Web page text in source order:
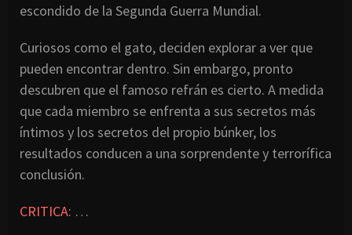
escondido de la Segunda Guerra Mundial.
Curiosos como el gato, deciden explorar a ver que
pueden encontrar dentro. Sin embargo, pronto
descubren que el famoso refrán es cierto. A medida
que cada miembro se enfrenta a sus secretos más
íntimos y los secretos del propio búnker, los
resultados conducen a una sorprendente y terrorífica
conclusión.
CRITICA: …